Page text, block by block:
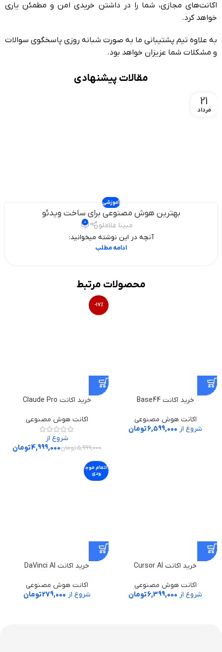
اکانت‌های مجازی، شما را در داشتن خریدی امن و مطمئن یاری
خواهد کرد.
به علاوه تیم پشتیبانی ما به صورت شبانه روزی پاسخگوی سوالات
و مشکلات شما عزیزان خواهد بود.
مقالات پیشنهادی
21
مرداد
آموزشی
بهترین هوش مصنوعی برای ساخت ویدئو
مبینا غلاملو 0
آنچه در این نوشته میخوانید:
ادامه مطلب
محصولات مرتبط
خرید اکانت Base44
اکانت هوش مصنوعی
شروع از 6,599,000تومان
-17%
خرید اکانت Claude Pro
اکانت هوش مصنوعی
شروع از
5,999,000تومان4,999,000تومان
خرید اکانت Cursor AI
اکانت هوش مصنوعی
شروع از 6,399,000تومان
اتمام موج
ودی
خرید اکانت DaVinci AI
اکانت هوش مصنوعی
شروع از 279,000تومان